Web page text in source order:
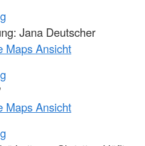
Jana Deutscher
Maps Ansicht
Maps Ansicht